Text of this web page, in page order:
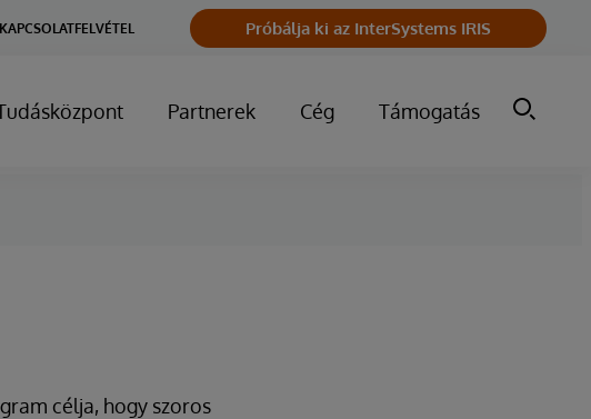
KAPCSOLATFELVÉTEL Próbálja ki az InterSystems IRIS
Partnerek Cég Támogatás
célja, hogy szoros